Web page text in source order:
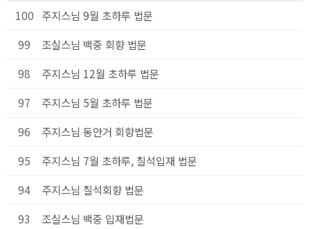
100 주지스님 9월 초하루 법문
99
조실스님 백중 회향 법문
98
주지스님 12월 초하루 법문
97
주지스님 5월 초하루 법문
96
주지스님 동안거 회향법문
95
주지스님 7월 초하루, 칠석입재 법문
94
주지스님 칠석회향 법문
93
조실스님 백중 입재법문